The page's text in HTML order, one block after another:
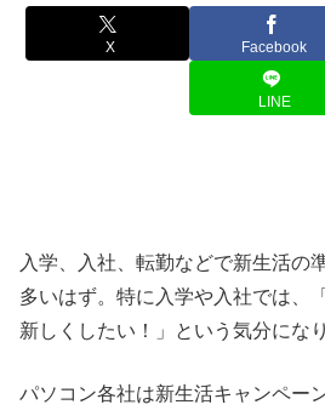
X Facebook
LINE
入学、入社、転勤などで新生活の
多いはず。特に入学や入社では、
新しくしたい！」という気分にな
パソコン各社は新生活キャンペー